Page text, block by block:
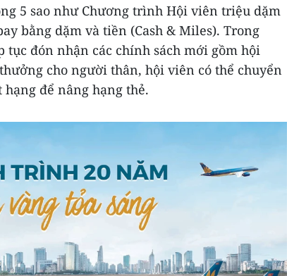
5 sao như Chương trình Hội viên triệu dặm
bằng dặm và tiền (Cash & Miles). Trong
tục đón nhận các chính sách mới gồm hội
cho người thân, hội viên có thể chuyển
để nâng hạng thẻ.